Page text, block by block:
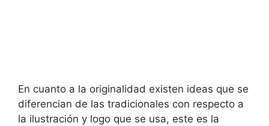
En cuanto a la originalidad existen ideas que se
diferencian de las tradicionales con respecto a
la ilustración y logo que se usa, este es la